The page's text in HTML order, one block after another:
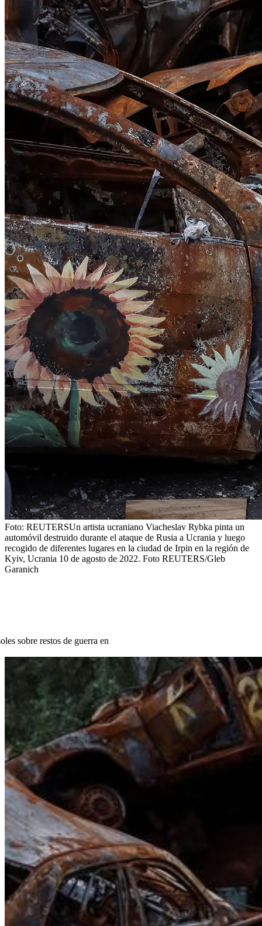
Foto: REUTERSUn artista ucraniano Viacheslav Rybka pinta un
automóvil destruido durante el ataque de Rusia a Ucrania y luego
recogido de diferentes lugares en la ciudad de Irpin en la región de
Kyiv, Ucrania 10 de agosto de 2022. Foto REUTERS/Gleb
Garanich
sobre restos de guerra en